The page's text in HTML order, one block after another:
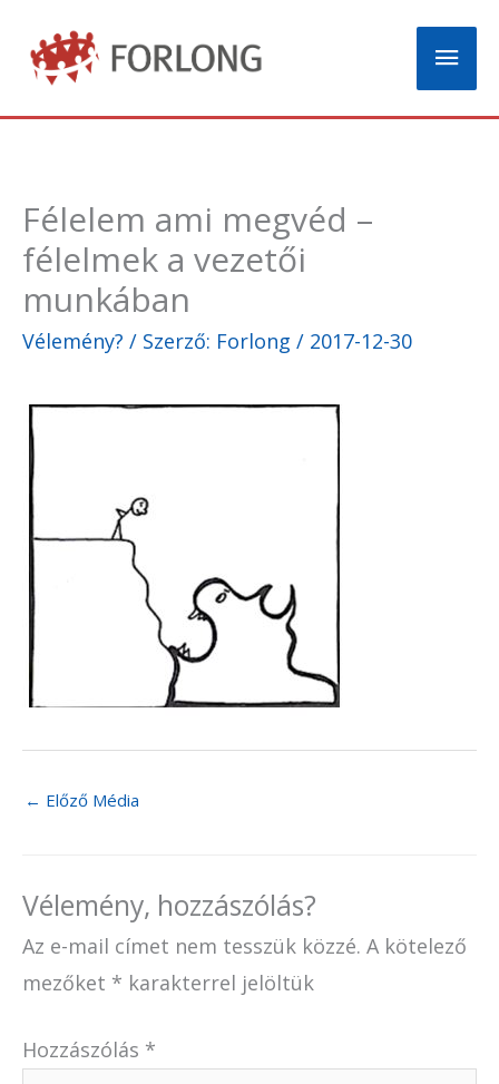
content
Main
Félelem ami megvéd –
félelmek a vezetői
munkában
Vélemény? / Szerző: Forlong / 2017-12-30
← Előző Média
Vélemény, hozzászólás?
Az e-mail címet nem tesszük közzé. A kötelező
mezőket * karakterrel jelöltük
Hozzászólás *